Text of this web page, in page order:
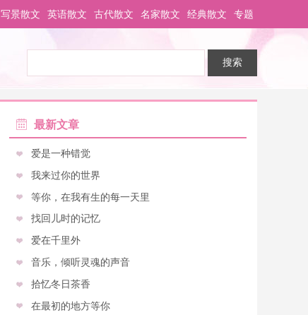
写景散文 英语散文 古代散文 名家散文 经典散文 专题
最新文章
爱是一种错觉
我来过你的世界
等你，在我有生的每一天里
找回儿时的记忆
爱在千里外
音乐，倾听灵魂的声音
拾忆冬日茶香
在最初的地方等你